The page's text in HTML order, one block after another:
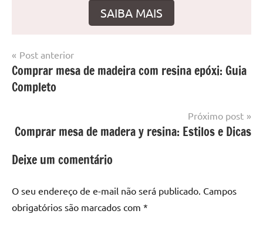
SAIBA MAIS
Marcado
com
mesa
Mesa
resina
madeira,
Mesa
resinada
Navegação
de
Post
Post anterior
Comprar mesa de madeira com resina epóxi: Guia
Completo
Próximo post
Comprar mesa de madera y resina: Estilos e Dicas
Deixe um comentário
O seu endereço de e-mail não será publicado. Campos
obrigatórios são marcados com *